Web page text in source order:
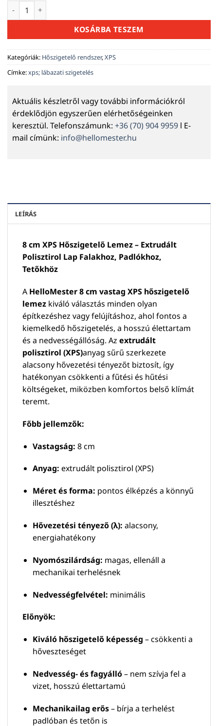
XPS lábazati hőszigetelés 8cm mennyiség
KOSÁRBA TESZEM
Kategóriák: Hőszigetelő rendszer,XPS
Címke:xps; lábazati szigetelés
Aktuális készletről vagy további információkról
érdeklődjön egyszerűen elérhetőségeinken
keresztül. Telefonszámunk: +36 (70) 904 9959 l E-
mail címünk: info@hellomester.hu
LEÍRÁS
8 cm XPS Hőszigetelő Lemez – Extrudált
Polisztirol Lap Falakhoz, Padlókhoz,
Tetőkhöz
A HelloMester 8 cm vastag XPS hőszigetelő
lemez kiváló választás minden olyan
építkezéshez vagy felújításhoz, ahol fontos a
kiemelkedő hőszigetelés, a hosszú élettartam
és a nedvességállóság. Az extrudált
polisztirol (XPS)anyag sűrű szerkezete
alacsony hővezetési tényezőt biztosít, így
hatékonyan csökkenti a fűtési és hűtési
költségeket, miközben komfortos belső klímát
teremt.
Főbb jellemzők:
Vastagság: 8 cm
Anyag: extrudált polisztirol (XPS)
Méret és forma: pontos élképzés a könnyű
illesztéshez
Hővezetési tényező (λ): alacsony,
energiahatékony
Nyomószilárdság: magas, ellenáll a
mechanikai terhelésnek
Nedvességfelvétel: minimális
Előnyök:
Kiváló hőszigetelő képesség – csökkenti a
hőveszteséget
Nedvesség- és fagyálló– nem szívja fel a
vizet, hosszú élettartamú
Mechanikailag erős– bírja a terhelést
padlóban és tetőn is